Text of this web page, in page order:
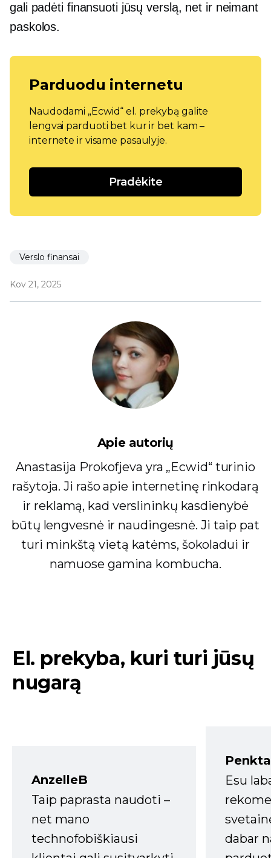
gali padėti finansuoti jūsų verslą, net ir neimant
paskolos.
Parduodu internetu
Naudodami „Ecwid“ el. prekybą galite
lengvai parduoti bet kur ir bet kam –
internete ir visame pasaulyje.
Pradėkite
Verslo finansai
Kov 21, 2025
Apie autorių
Anastasija Prokofjeva yra „Ecwid“ turinio
rašytoja. Ji rašo apie internetinę rinkodarą
ir reklamą, kad verslininkų kasdienybė
būtų lengvesnė ir naudingesnė. Ji taip pat
turi minkštą vietą katėms, šokoladui ir
namuose gamina kombucha.
El. prekyba, kuri turi jūsų
nugarą
AnzelleB
Taip paprasta naudoti –
net mano
technofobiškiausi
Esu
dabar